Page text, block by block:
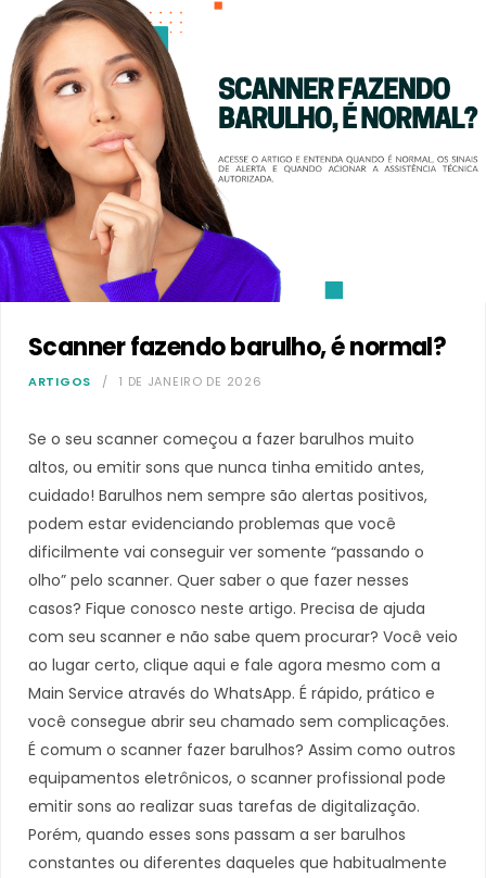
Scanner fazendo barulho, é normal?
ARTIGOS 1 DE JANEIRO DE 2026
Se o seu scanner começou a fazer barulhos muito
altos, ou emitir sons que nunca tinha emitido antes,
cuidado! Barulhos nem sempre são alertas positivos,
podem estar evidenciando problemas que você
dificilmente vai conseguir ver somente “passando o
olho” pelo scanner. Quer saber o que fazer nesses
casos? Fique conosco neste artigo. Precisa de ajuda
com seu scanner e não sabe quem procurar? Você veio
ao lugar certo, clique aqui e fale agora mesmo com a
Main Service através do WhatsApp. É rápido, prático e
você consegue abrir seu chamado sem complicações.
É comum o scanner fazer barulhos? Assim como outros
equipamentos eletrônicos, o scanner profissional pode
emitir sons ao realizar suas tarefas de digitalização.
Porém, quando esses sons passam a ser barulhos
constantes ou diferentes daqueles que habitualmente